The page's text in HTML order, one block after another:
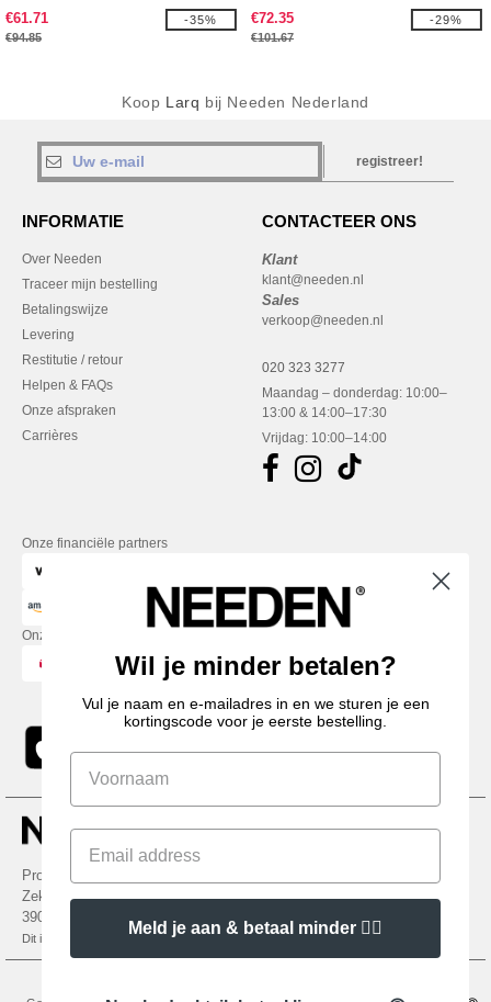
€61.71
€94.85
-35%
€72.35
€101.67
-29%
Koop Larq bij Needen Nederland
registreer!
INFORMATIE
Over Needen
Traceer mijn bestelling
Betalingswijze
Levering
Restitutie / retour
Helpen & FAQs
Onze afspraken
Carrières
CONTACTEER ONS
Klant
klant@needen.nl
Sales
verkoop@needen.nl
020 323 3277
Maandag – donderdag: 10:00–
13:00 & 14:00–17:30
Vrijdag: 10:00–14:00
Onze financiële partners
Onze transporteurs
Promotional Products Almere (P.P.A.) B.V.
Zekeringstraat 46, 1014BT Amsterdam - VAT NL 005596191B03 - KvK
39066321
Dit is GEEN retouradres. Voor retourzending, zie hier
Wil je minder betalen?
Vul je naam en e-mailadres in en we sturen je een
kortingscode voor je eerste bestelling.
Meld je aan & betaal minder 👍🏼